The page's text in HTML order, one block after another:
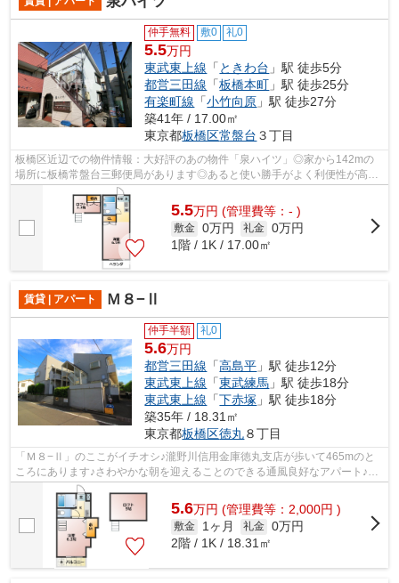
仲手無料 敷0 礼0
5.5万円
東武東上線 「 ときわ台 」駅 徒歩5分
都営三田線 「板橋本町 」駅 徒歩25分
有楽町線 「小竹向原 」駅 徒歩27分
築41年 / 17.00㎡
東京都板橋区常盤台 ３丁目
板橋区近辺での物件情報：大好評のあの物件「泉ハイツ」◎家から142mの
場所に板橋常盤台三郵便局があります◎あると使い勝手がよく利便性が高い
のが敷地内ごみ置き場です◎徒歩5分で駅に...
5.5万円 (管理費等：- )
敷金 0万円 礼金 0万円
1階 / 1K / 17.00㎡
賃貸 | アパート Ｍ８−Ⅱ
仲手半額 礼0
5.6万円
都営三田線 「高島平 」駅 徒歩12分
東武東上線 「東武練馬 」駅 徒歩18分
東武東上線 「下赤塚 」駅 徒歩18分
築35年 / 18.31㎡
東京都板橋区徳丸８丁目
「Ｍ８−Ⅱ」のここがイチオシ♪瀧野川信用金庫徳丸支店が歩いて465mのと
ころにあります♪さわやかな朝を迎えることのできる通風良好なアパート♪こ
ちらの物件では初期費用をカードでお支払...
5.6万円 (管理費等：2,000円 )
敷金 1ヶ月 礼金 0万円
2階 / 1K / 18.31㎡